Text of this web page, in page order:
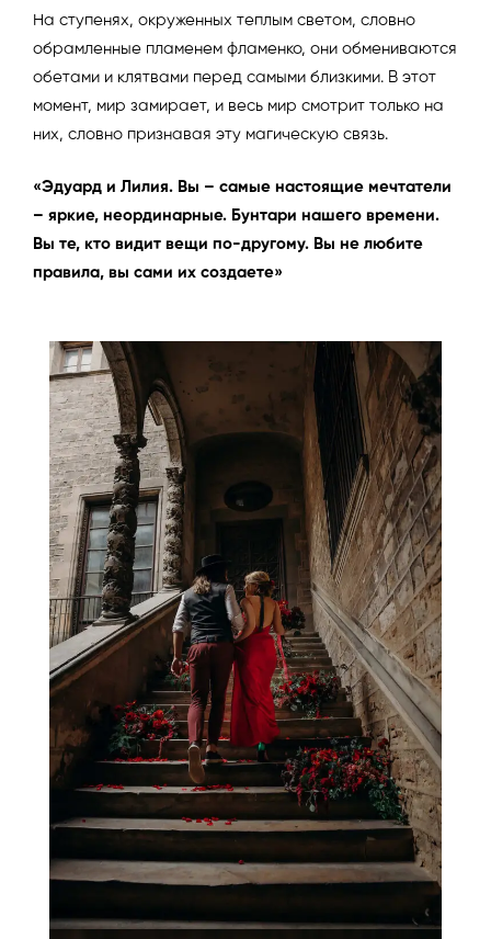
На ступенях, окруженных теплым светом, словно
обрамленные пламенем фламенко, они обмениваются
обетами и клятвами перед самыми близкими. В этот
момент, мир замирает, и весь мир смотрит только на
них, словно признавая эту магическую связь.
«Эдуард и Лилия. Вы – самые настоящие мечтатели
– яркие, неординарные. Бунтари нашего времени.
Вы те, кто видит вещи по-другому. Вы не любите
правила, вы сами их создаете»